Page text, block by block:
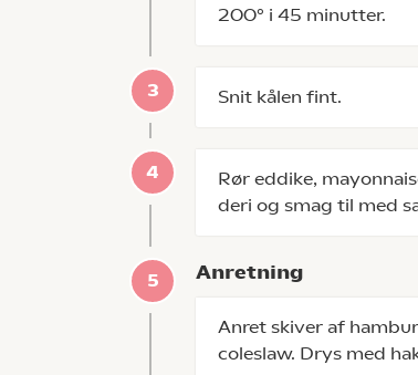
200° i 45 minutter.
Snit kålen fint.
Rør eddike,
deri og smag til med
Anretning
Anret skiver af
coleslaw. Drys med